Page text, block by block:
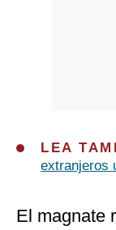
LEA
extranjeros
El magnate